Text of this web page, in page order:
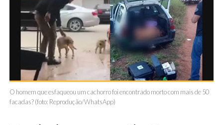
O homem que esfaqueou um cachorro foi encontrado morto com mais de 50
facadas? (foto: Reprodução/WhatsApp)